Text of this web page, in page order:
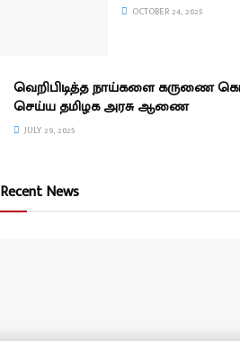
OCTOBER 24, 2025
வெறிபிடித்த நாய்களை கருணை
செய்ய தமிழக அரசு ஆணை
JULY 29, 2025
Recent News